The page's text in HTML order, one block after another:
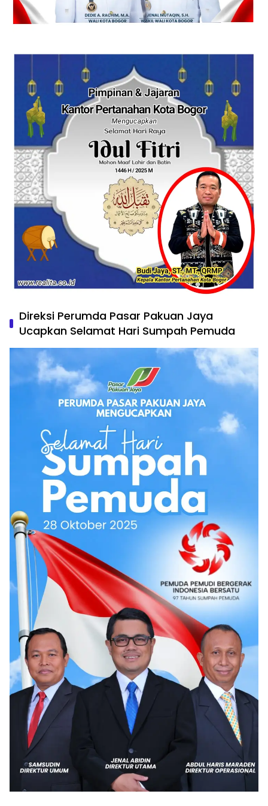
Direksi Perumda Pasar Pakuan Jaya
Ucapkan Selamat Hari Sumpah Pemuda